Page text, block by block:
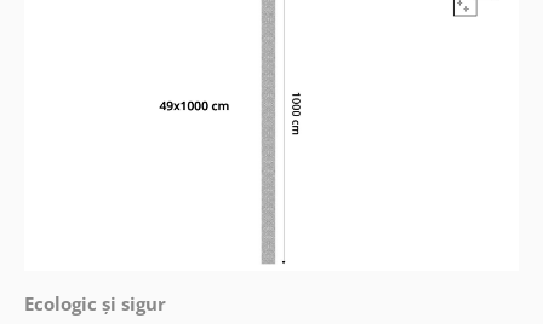
Ecologic și sigur